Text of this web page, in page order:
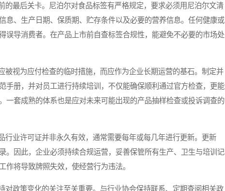
最后关卡。尼泊尔对食品标签有严格规定，要求必须用尼泊尔文清
息、生产日期、保质期、贮存条件以及必要的营养信息。任何健康或
误导消费者。在产品上市前自查标签合规性，能避免不必要的市场处
视为应付检查的临时措施，而应作为企业长期运营的基石。制定并
手册，并对员工进行持续培训，不仅能确保顺利通过官方检查，更能
一套成熟的体系也是应对未来可能出现的产品抽样检查或投诉调查的
业许可证并非永久有效，通常需要每年或每几年进行更新。更新
。因此，企业必须持续合规运营，妥善保管所有生产、卫生与培训记
作将导致牌照失效，使经营行为违法。
政策变化的关注至关重要。与行业协会保持联系、定期查阅相关政